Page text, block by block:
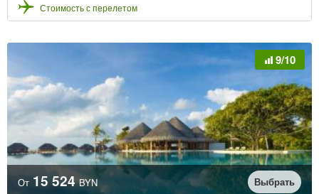
Стоимость с перелетом
9/10
От 15 524 BYN Выбрать